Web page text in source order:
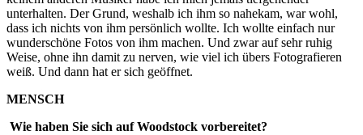
unterhalten. Der Grund, weshalb ich ihm so nahekam, war wohl,
dass ich nichts von ihm persönlich wollte. Ich wollte einfach nur
wunderschöne Fotos von ihm machen. Und zwar auf sehr ruhig
Weise, ohne ihn damit zu nerven, wie viel ich übers Fotografieren
weiß. Und dann hat er sich geöffnet.
MENSCH
Wie haben Sie sich auf Woodstock vorbereitet?